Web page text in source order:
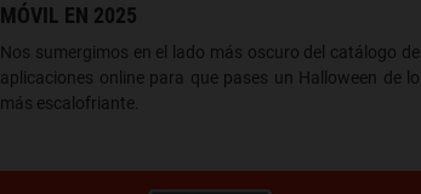
MÓVIL EN 2025
Nos sumergimos en el lado más oscuro del catálogo de
aplicaciones online para que pases un Halloween de lo
más escalofriante.